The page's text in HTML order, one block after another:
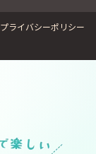
プライバシーポリシー